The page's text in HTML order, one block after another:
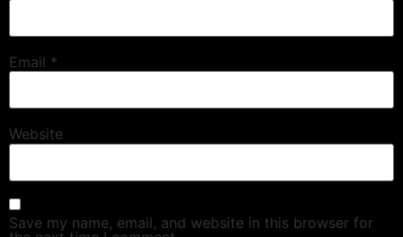
Email *
Website
Save my name, email, and website in this browser for